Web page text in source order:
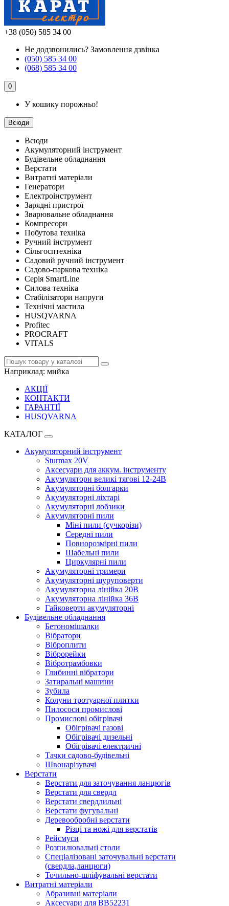
+38 (050) 585 34 00
Не додзвонились? Замовлення дзвінка
(050) 585 34 00
(068) 585 34 00
0
У кошику порожньо!
Всюди
Всюди
Акумуляторний інструмент
Будівельне обладнання
Верстати
Витратні матеріали
Генератори
Електроінструмент
Зарядні пристрої
Зварювальне обладнання
Компресори
Побутова техніка
Ручний інструмент
Сільгосптехніка
Садовий ручний інструмент
Садово-паркова техніка
Серія SmartLine
Силова техніка
Стабілізатори напруги
Технічні мастила
HUSQVARNA
Profitec
PROCRAFT
VITALS
Наприклад: мийка
АКЦІЇ
КОНТАКТИ
ГАРАНТІЇ
HUSQVARNA
КАТАЛОГ
Акумуляторний інструмент
Sturmax 20V
Аксесуари для аккум. інструменту
Акумулятори великі тягові 12-24В
Акумуляторні болгарки
Акумуляторні ліхтарі
Акумуляторні лобзики
Акумуляторні пили
Міні пили (сучкорізи)
Середні пили
Повнорозмірні пили
Шабельні пили
Циркулярні пили
Акумуляторні тримери
Акумуляторні шуруповерти
Акумуляторна лінійка 20В
Акумуляторна лінійка 36В
Гайковерти акумуляторні
Будівельне обладнання
Бетономішалки
Вібратори
Віброплити
Віброрейки
Вібротрамбовки
Глибинні вібратори
Затиральні машини
Зубила
Колуни тротуарної плитки
Пилососи промислові
Промислові обігрівачі
Обігрівачі газові
Обігрівачі дизельні
Обігрівачі електричні
Тачки садово-будівельні
Швонарізувачі
Верстати
Верстати для заточування ланцюгів
Верстати для свердл
Верстати свердлильні
Верстати фугувальні
Деревообробні верстати
Різці та ножі для верстатів
Рейсмуси
Розпилювальні столи
Спеціалізовані заточувальні верстати
(свердла,ланцюги)
Точильно-шліфувальні верстати
Витратні матеріали
Абразивні матеріали
Аксесуари для BB52231